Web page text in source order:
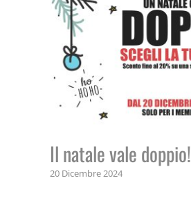
Il natale vale doppio!
20 Dicembre 2024